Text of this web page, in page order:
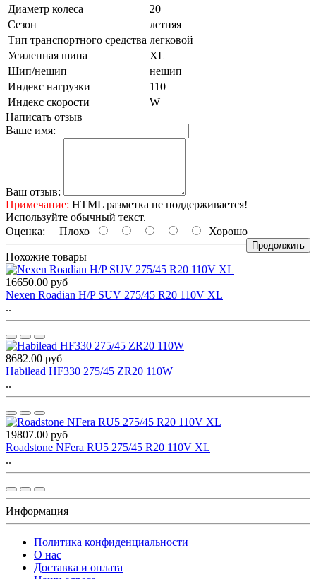
Диаметр колеса
20
Сезон
летняя
Тип транспортного средства легковой
Усиленная шина
XL
Шип/нешип
нешип
Индекс нагрузки
110
Индекс скорости
W
Написать отзыв
Ваше имя:
Ваш отзыв:
Примечание: HTML разметка не поддерживается!
Используйте обычный текст.
Оценка: Плохо Хорошо
Продолжить
Похожие товары
16650.00 руб
Nexen Roadian H/P SUV 275/45 R20 110V XL
..
8682.00 руб
Habilead HF330 275/45 ZR20 110W
..
19807.00 руб
Roadstone NFera RU5 275/45 R20 110V XL
..
Информация
Политика конфиденциальности
O нас
Доставка и оплата